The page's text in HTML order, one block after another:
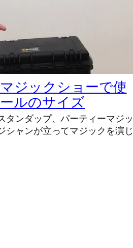
ジックショーで使
ルのサイズ
タンダップ、パーティーマジッ
シャンが立ってマジックを演じ